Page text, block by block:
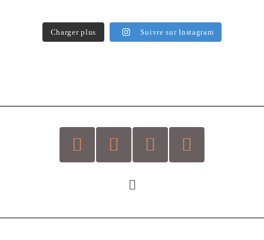
Charger plus Suivre sur Instagram